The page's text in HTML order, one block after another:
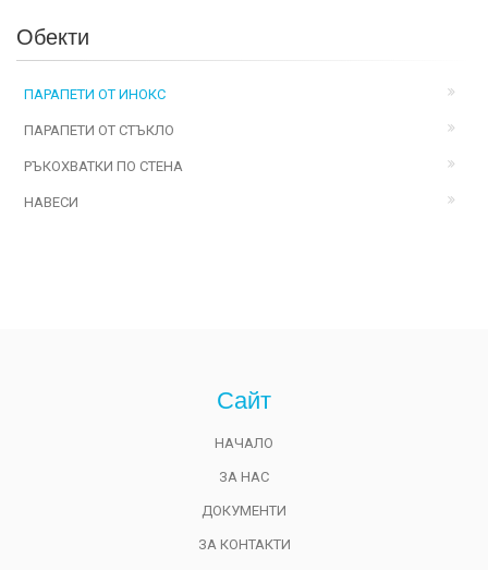
Обекти
ПАРАПЕТИ ОТ ИНОКС
ПАРАПЕТИ ОТ СТЪКЛО
РЪКОХВАТКИ ПО СТЕНА
НАВЕСИ
Сайт
НАЧАЛО
ЗА НАС
ДОКУМЕНТИ
ЗА КОНТАКТИ